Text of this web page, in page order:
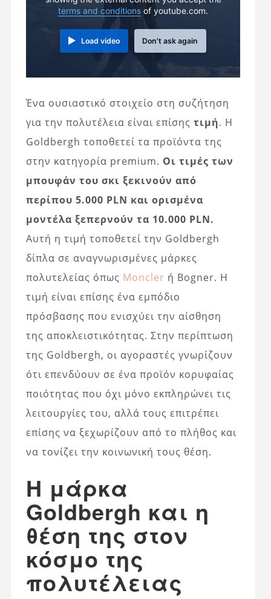
terms and conditions of youtube.com.
Load video Don't ask again
Ένα ουσιαστικό στοιχείο στη συζήτηση
για την πολυτέλεια είναι επίσης τιμή. Η
Goldbergh τοποθετεί τα προϊόντα της
στην κατηγορία premium. Οι τιμές των
μπουφάν του σκι ξεκινούν από
περίπου 5.000 PLN και ορισμένα
μοντέλα ξεπερνούν τα 10.000 PLN.
Αυτή η τιμή τοποθετεί την Goldbergh
δίπλα σε αναγνωρισμένες μάρκες
πολυτελείας όπως Moncler ή Bogner. Η
τιμή είναι επίσης ένα εμπόδιο
πρόσβασης που ενισχύει την αίσθηση
της αποκλειστικότητας. Στην περίπτωση
της Goldbergh, οι αγοραστές γνωρίζουν
ότι επενδύουν σε ένα προϊόν κορυφαίας
ποιότητας που όχι μόνο εκπληρώνει τις
λειτουργίες του, αλλά τους επιτρέπει
επίσης να ξεχωρίζουν από το πλήθος και
να τονίζει την κοινωνική τους θέση.
Η μάρκα
Goldbergh και η
θέση της στον
κόσμο της
πολυτέλειας